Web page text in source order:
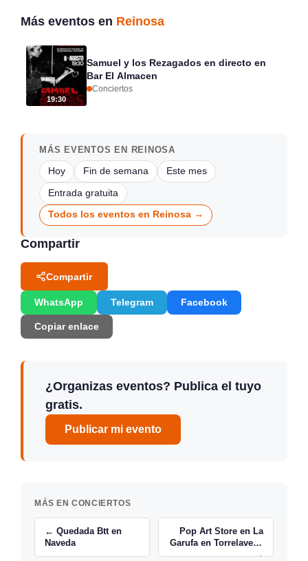
Más eventos en Reinosa
19:30
Samuel y los Rezagados en directo en
Bar El Almacen
Conciertos
MÁS EVENTOS EN REINOSA
Hoy Fin de semana Este mes
Entrada gratuita
Todos los eventos en Reinosa →
Compartir
Compartir
WhatsApp Telegram Facebook
Copiar enlace
¿Organizas eventos? Publica el tuyo
gratis.
Publicar mi evento
MÁS EN CONCIERTOS
← Quedada Btt en
Naveda
Pop Art Store en La
Garufa en Torrelavega
→